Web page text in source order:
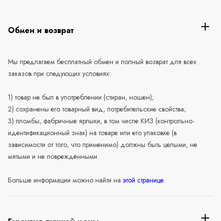
Обмен и возврат
Мы предлагаем бесплатный обмен и полный возврат для всех
заказов при следующих условиях:
1) товар не был в употреблении (стиран, ношен);
2) сохранены его товарный вид, потребительские свойства;
3) пломбы, фабричные ярлыки, в том числе КИЗ (контрольно-
идентификационный знак) на товаре или его упаковке (в
зависимости от того, что применимо) должны быть целыми, не
мятыми и не повреждёнными.
Больше информации можно найти на этой странице.